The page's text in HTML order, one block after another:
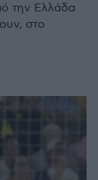
την Ελλάδα
στο